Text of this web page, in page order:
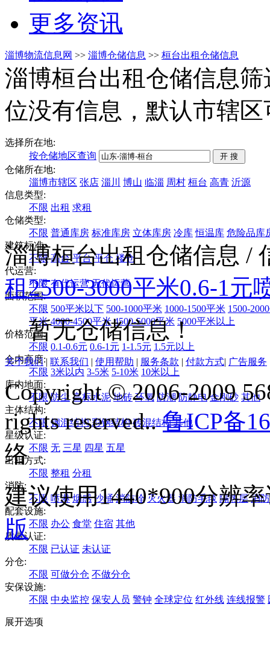
更多资讯
淄博物流信息网 >> 淄博仓储信息 >> 桓台出租仓储信息
淄博桓台出租仓储信息筛
位没有信息，默认市辖
选择所在地:
按仓储地区查询
仓储所在地:
淄博市辖区 张店 淄川 博山 临淄 周村 桓台 高青 沂源
信息类型:
不限 出租 求租
仓储类型:
不限 普通库房 标准库房 立体库房 冷库 恒温库 危险品库
建筑标准:
不限 高台 平台 平仓 楼仓
代运营:
不限 有代运营 无代运营
面积范围:
不限 500平米以下 500-1000平米 1000-1500平米 1500-
平米 4000-4500平米 4500-5000平米 5000平米以上
价格范围:
不限 0.1-0.6元 0.6-1元 1-1.5元 1.5元以上
仓内高度:
不限 3米以内 3-5米 5-10米 10米以上
库内地面:
不限 防尘 高标水泥 地砖 环氧 防潮 防静电 金刚砂 其他
主体结构:
不限 钢混结构 彩钢结构 砖混结构 其他
星级认证:
不限 无 三星 四星 五星
出租方式:
不限 整租 分租
消防:
不限 喷淋 烟感 沙桶 消防栓 灭火器 消防毛毯 隔热层 消
配套设施:
不限 办公 食堂 住宿 其他
质量认证:
不限 已认证 未认证
分仓:
不限 可做分仓 不做分仓
安保设施:
不限 中央监控 保安人员 警钟 全球定位 红外线 连线报警
展开选项
淄博桓台出租仓储信息 /
租2500-3000平米0.6-1元
暂无仓储信息！
关于我们| 联系我们 | 使用帮助 | 服务条款 | 付款方式| 广告服务
Copyright © 2006-2009
rights reserved..鲁ICP备
络
建议使用1440*900分辨
版